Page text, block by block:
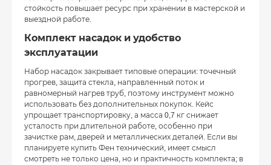
стойкость повышает ресурс при хранении в мастерской и
выездной работе.
Комплект насадок и удобство
эксплуатации
Набор насадок закрывает типовые операции: точечный
прогрев, защита стекла, направленный поток и
равномерный нагрев труб, поэтому инструмент можно
использовать без дополнительных покупок. Кейс
упрощает транспортировку, а масса 0,7 кг снижает
усталость при длительной работе, особенно при
зачистке рам, дверей и металлических деталей. Если вы
планируете купить Фен технический, имеет смысл
смотреть не только цена, но и практичность комплекта; в